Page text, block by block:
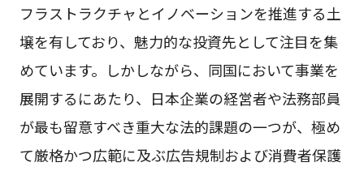
フラストラクチャとイノベーションを推進する土
壌を有しており、魅力的な投資先として注目を集
めています。しかしながら、同国において事業を
展開するにあたり、日本企業の経営者や法務部員
が最も留意すべき重大な法的課題の一つが、極め
て厳格かつ広範に及ぶ広告規制および消費者保護